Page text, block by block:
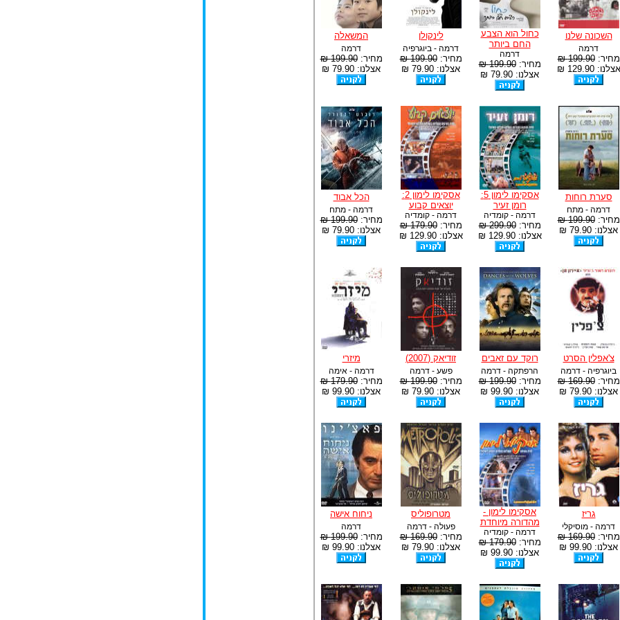
השכונה שלנו
דרמה
מחיר:199.90 ₪
אצלנו: 129.90 ₪
כחול הוא הצבע
החם ביותר
דרמה
מחיר:199.90 ₪
אצלנו: 79.90 ₪
לינקולן
דרמה - ביוגרפיה
מחיר:199.90 ₪
אצלנו: 79.90 ₪
המשאלה
דרמה
מחיר:199.90 ₪
אצלנו: 79.90 ₪
סערת רוחות
דרמה - מתח
מחיר:199.90 ₪
אצלנו: 79.90 ₪
אסקימו לימון 5:
רומן זעיר
דרמה - קומדיה
מחיר:299.90 ₪
אצלנו: 129.90 ₪
אסקימו לימון 2:
יוצאים קבוע
דרמה - קומדיה
מחיר:179.90 ₪
אצלנו: 129.90 ₪
הכל אבוד
דרמה - מתח
מחיר:199.90 ₪
אצלנו: 79.90 ₪
צ'אפלין הסרט
ביוגרפיה - דרמה
מחיר:169.90 ₪
אצלנו: 79.90 ₪
רוקד עם זאבים
הרפתקה - דרמה
מחיר:199.90 ₪
אצלנו: 99.90 ₪
זודיאק (2007)
פשע - דרמה
מחיר:199.90 ₪
אצלנו: 79.90 ₪
מיזרי
דרמה - אימה
מחיר:179.90 ₪
אצלנו: 99.90 ₪
גריז
דרמה - מוסיקלי
מחיר:169.90 ₪
אצלנו: 99.90 ₪
אסקימו לימון -
מהדורה מיוחדת
דרמה - קומדיה
מחיר:179.90 ₪
אצלנו: 99.90 ₪
מטרופוליס
פעולה - דרמה
מחיר:169.90 ₪
אצלנו: 79.90 ₪
ניחוח אישה
דרמה
מחיר:199.90 ₪
אצלנו: 99.90 ₪